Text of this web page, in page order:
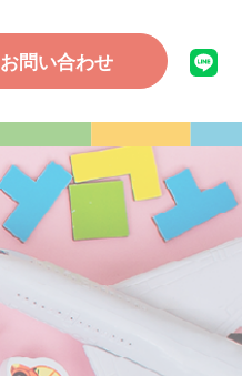
お問い合わせ